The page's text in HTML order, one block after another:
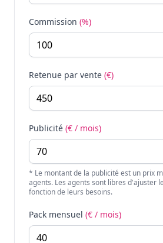
Commission (%)
Retenue par vente (€)
Publicité (€ / mois)
* Le montant de la publicité est un prix
agents. Les agents sont libres d'ajuster
fonction de leurs besoins.
Pack mensuel (€ / mois)